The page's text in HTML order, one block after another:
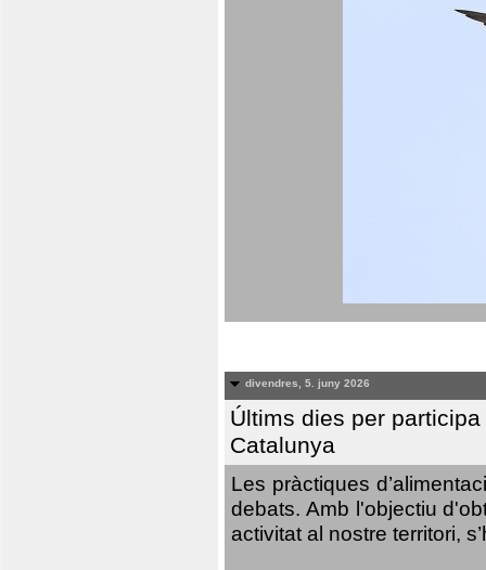
divendres, 5. juny 2026
Últims dies per
Catalunya
Les pràctiques
debats. Amb l'objectiu
activitat al nostre territori,